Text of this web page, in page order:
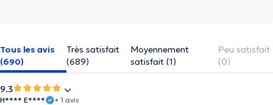
Tous les avis
(690)
Très satisfait
(689)
Moyennement
satisfait (1)
Peu satisfait
(0)
9.3
H**** E**** • 1 avis